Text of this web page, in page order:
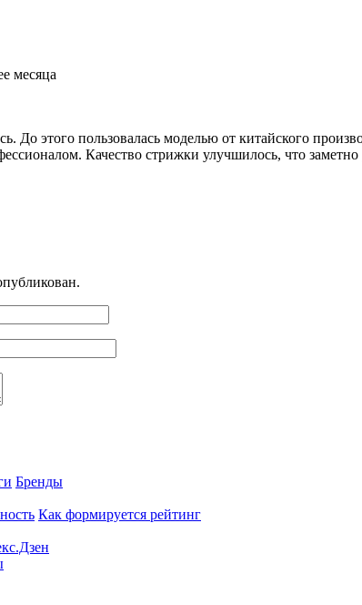
месяца
этого пользовалась моделью от китайского
Качество стрижки улучшилось, что
Бренды
Как формируется рейтинг